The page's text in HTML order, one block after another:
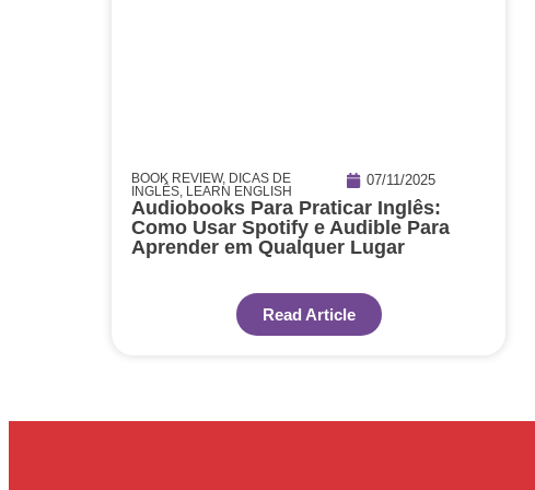
BOOK REVIEW, DICAS DE
INGLÊS, LEARN ENGLISH
07/11/2025
Audiobooks Para Praticar Inglês:
Como Usar Spotify e Audible Para
Aprender em Qualquer Lugar
Read Article